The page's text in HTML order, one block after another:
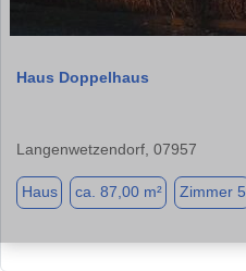
Haus Doppelhaus
Langenwetzendorf, 07957
Haus ca. 87,00 m² Zimmer 5